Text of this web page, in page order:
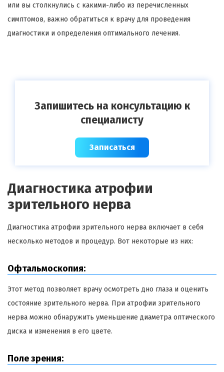
или вы столкнулись с какими-либо из перечисленных
симптомов, важно обратиться к врачу для проведения
диагностики и определения оптимального лечения.
Запишитесь на консультацию к
специалисту
Записаться
Диагностика атрофии
зрительного нерва
Диагностика атрофии зрительного нерва включает в себя
несколько методов и процедур. Вот некоторые из них:
Офтальмоскопия:
Этот метод позволяет врачу осмотреть дно глаза и оценить
состояние зрительного нерва. При атрофии зрительного
нерва можно обнаружить уменьшение диаметра оптического
диска и изменения в его цвете.
Поле зрения: